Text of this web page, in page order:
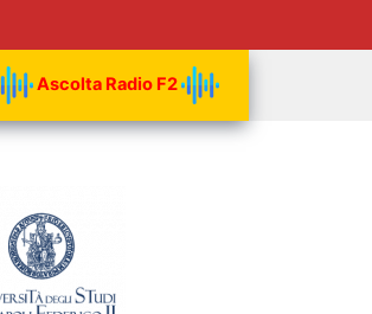
Ascolta Radio F2